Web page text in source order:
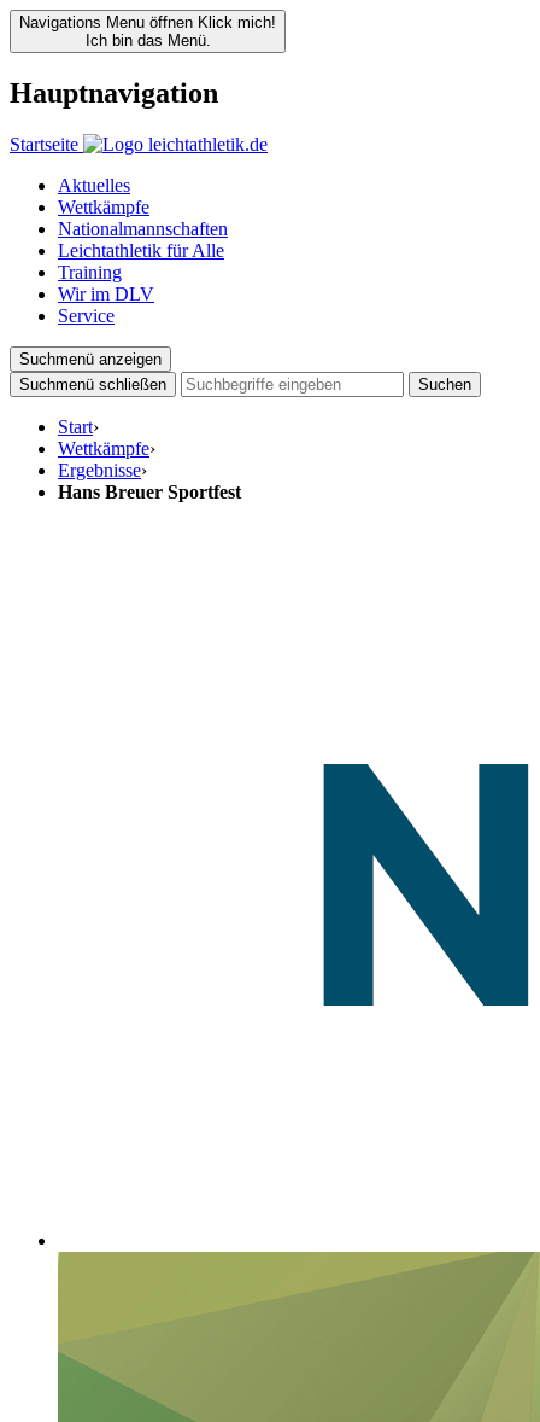
Navigations Menu öffnen Klick mich!
Ich bin das Menü.
Hauptnavigation
Startseite
Aktuelles
Wettkämpfe
Nationalmannschaften
Leichtathletik für Alle
Training
Wir im DLV
Service
Suchmenü anzeigen
Suchmenü schließen
Suchen
Start›
Wettkämpfe›
Ergebnisse›
Hans Breuer Sportfest